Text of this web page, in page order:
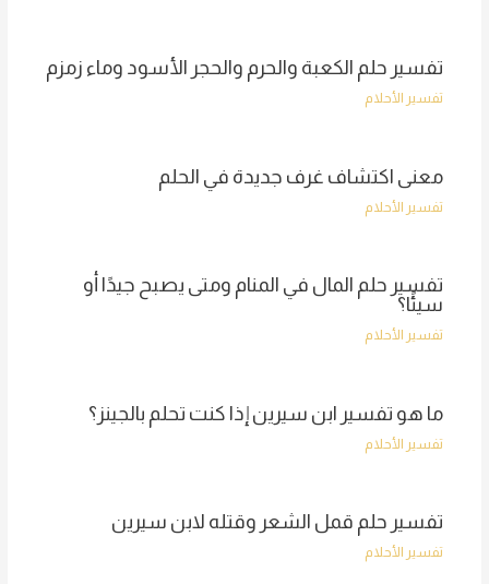
تفسير حلم الكعبة والحرم والحجر الأسود وماء زمزم
تفسير الأحلام
معنى اكتشاف غرف جديدة في الحلم
تفسير الأحلام
تفسير حلم المال في المنام ومتى يصبح جيدًا أو
سيئًا؟
تفسير الأحلام
ما هو تفسير ابن سيرين إذا كنت تحلم بالجينز؟
تفسير الأحلام
تفسير حلم قمل الشعر وقتله لابن سيرين
تفسير الأحلام